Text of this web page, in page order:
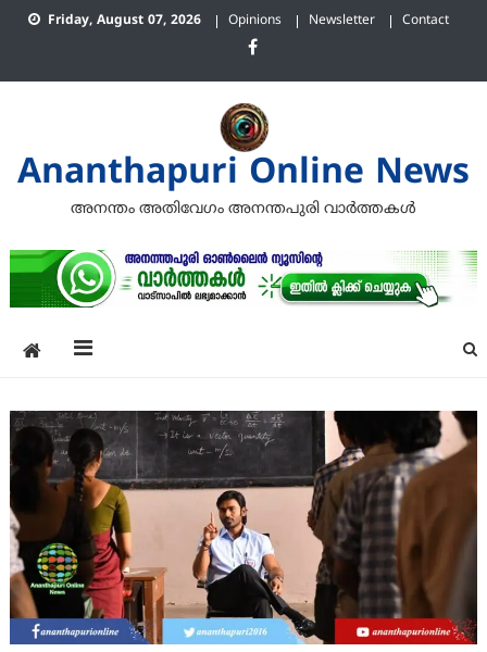
Skip
Friday, August 07, 2026 Opinions Newsletter Contact
Ananthapuri Online News
അനന്തം അതിവേഗം അനന്തപുരി വാര്‍ത്തകള്‍